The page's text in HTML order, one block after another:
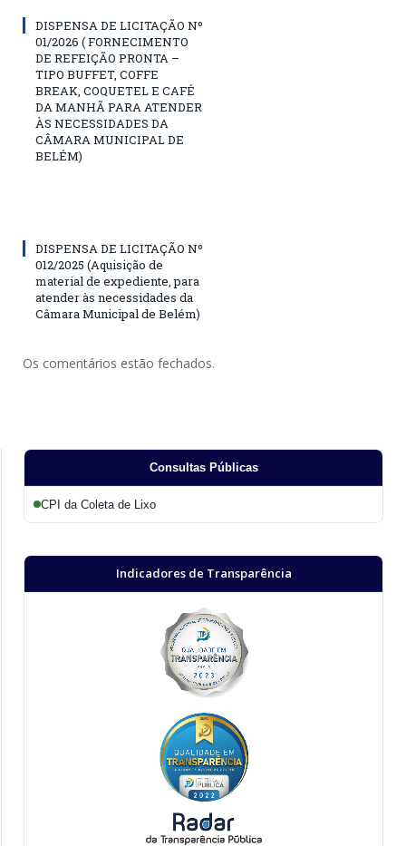
DISPENSA DE LICITAÇÃO Nº
01/2026 ( FORNECIMENTO
DE REFEIÇÃO PRONTA –
TIPO BUFFET, COFFE
BREAK, COQUETEL E CAFÉ
DA MANHÃ PARA ATENDER
ÀS NECESSIDADES DA
CÂMARA MUNICIPAL DE
BELÉM)
DISPENSA DE LICITAÇÃO Nº
012/2025 (Aquisição de
material de expediente, para
atender às necessidades da
Câmara Municipal de Belém)
Os comentários estão fechados.
Consultas Públicas
CPI da Coleta de Lixo
Indicadores de Transparência